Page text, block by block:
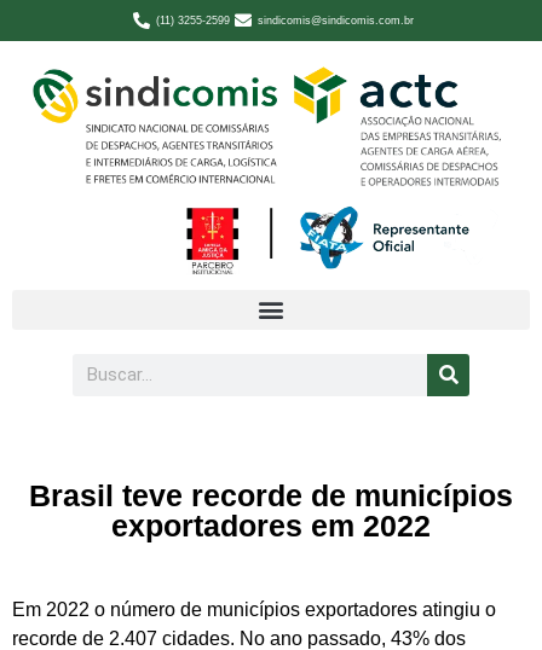
(11) 3255-2599 sindicomis@sindicomis.com.br
Brasil teve recorde de municípios
exportadores em 2022
Em 2022 o número de municípios exportadores atingiu o
recorde de 2.407 cidades. No ano passado, 43% dos